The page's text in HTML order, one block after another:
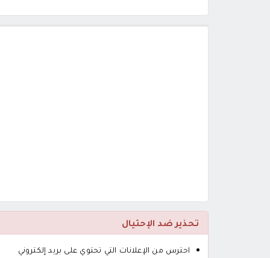
تحذير ضد الإحتيال
احترس من الإعلانات التي تحتوي على بريد إلكتروني